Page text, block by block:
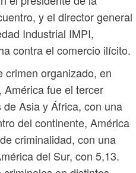
y el director general
Industrial IMPI,
contra el comercio ilícito.
crimen organizado, en
fue el tercer
Asia y África, con una
del continente, América
criminalidad, con una
del Sur, con 5,13.